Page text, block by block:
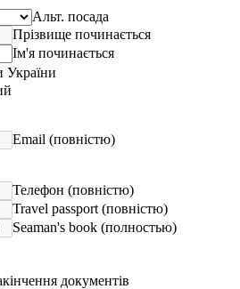
Альт. посада
Прізвище починається
Ім'я починається
України
Email (повністю)
Телефон (повністю)
Travel passport (повністю)
Seaman's book (полностью)
документів